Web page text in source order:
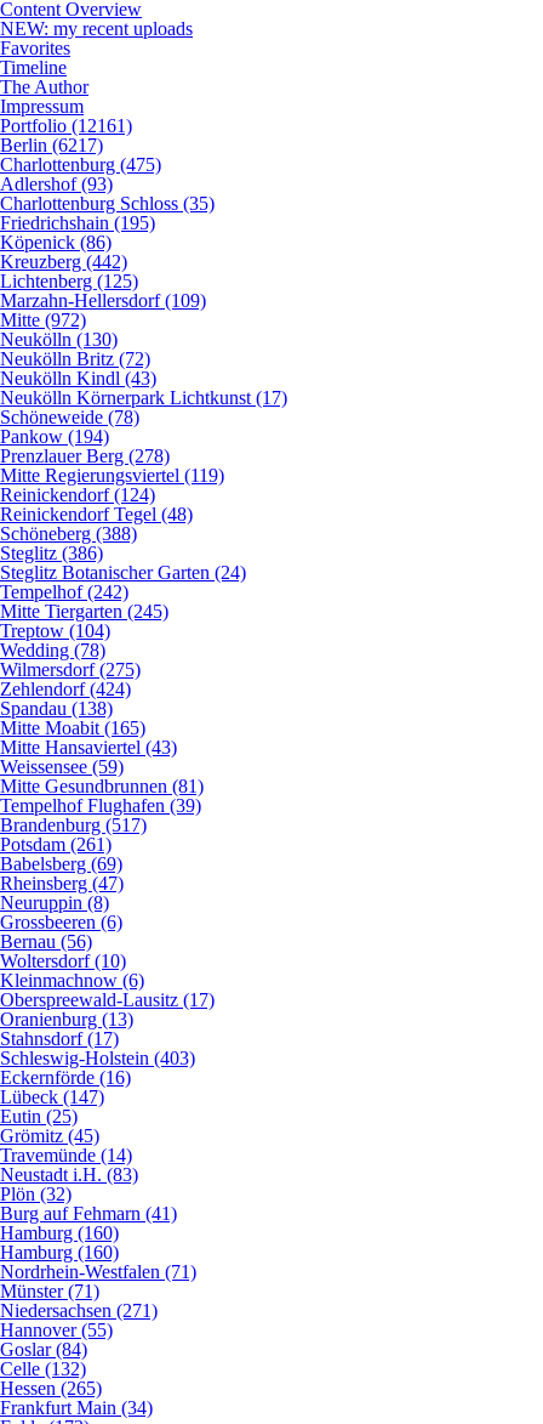
Content Overview
NEW: my recent uploads
Favorites
Timeline
The Author
Impressum
Portfolio (12161)
Berlin (6217)
Charlottenburg (475)
Adlershof (93)
Charlottenburg Schloss (35)
Friedrichshain (195)
Köpenick (86)
Kreuzberg (442)
Lichtenberg (125)
Marzahn-Hellersdorf (109)
Mitte (972)
Neukölln (130)
Neukölln Britz (72)
Neukölln Kindl (43)
Neukölln Körnerpark Lichtkunst (17)
Schöneweide (78)
Pankow (194)
Prenzlauer Berg (278)
Mitte Regierungsviertel (119)
Reinickendorf (124)
Reinickendorf Tegel (48)
Schöneberg (388)
Steglitz (386)
Steglitz Botanischer Garten (24)
Tempelhof (242)
Mitte Tiergarten (245)
Treptow (104)
Wedding (78)
Wilmersdorf (275)
Zehlendorf (424)
Spandau (138)
Mitte Moabit (165)
Mitte Hansaviertel (43)
Weissensee (59)
Mitte Gesundbrunnen (81)
Tempelhof Flughafen (39)
Brandenburg (517)
Potsdam (261)
Babelsberg (69)
Rheinsberg (47)
Neuruppin (8)
Grossbeeren (6)
Bernau (56)
Woltersdorf (10)
Kleinmachnow (6)
Oberspreewald-Lausitz (17)
Oranienburg (13)
Stahnsdorf (17)
Schleswig-Holstein (403)
Eckernförde (16)
Lübeck (147)
Eutin (25)
Grömitz (45)
Travemünde (14)
Neustadt i.H. (83)
Plön (32)
Burg auf Fehmarn (41)
Hamburg (160)
Hamburg (160)
Nordrhein-Westfalen (71)
Münster (71)
Niedersachsen (271)
Hannover (55)
Goslar (84)
Celle (132)
Hessen (265)
Frankfurt Main (34)